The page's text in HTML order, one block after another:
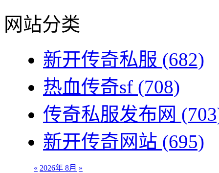
网站分类
新开传奇私服 (682)
热血传奇sf (708)
传奇私服发布网
新开传奇网站 (695)
« 2026年 8月 »